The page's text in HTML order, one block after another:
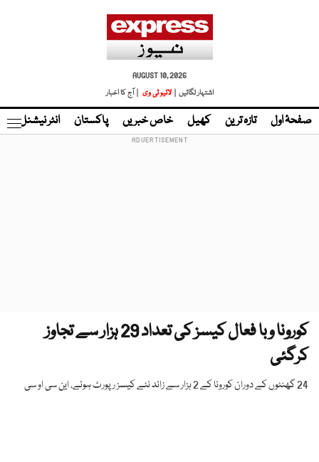
AUGUST 10, 2026
اشتہار لگائیں |
لائیو ٹی وی | آج کا اخبار
صفحۂ اول تازہ ترین کھیل خاص خبریں پاکستان انٹر نیشنل
کورونا وبا فعال کیسز کی تعداد 29 ہزار سے تجاوز
کرگئی
24 گھنٹوں کے دوران کورونا کے 2 ہزار سے زائد نئے کیسز رپورٹ ہوئے، این سی او سی